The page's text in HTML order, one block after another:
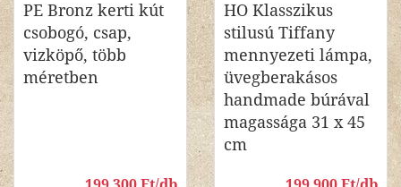
PE Bronz kerti kút
csobogó, csap,
vizköpő, több
méretben
HO Klasszikus
stilusú Tiffany
mennyezeti lámpa,
üvegberakásos
handmade búrával
magassága 31 x 45
cm